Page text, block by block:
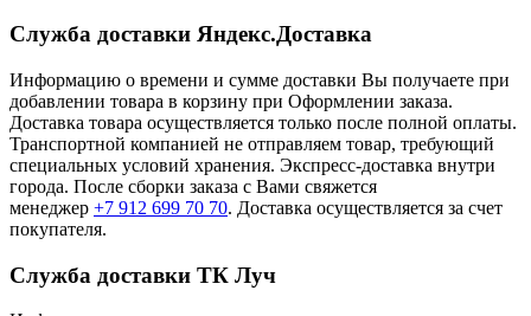
Служба доставки Яндекс.Доставка
Информацию о времени и сумме доставки Вы получаете при
добавлении товара в корзину при Оформлении заказа.
Доставка товара осуществляется только после полной оплаты.
Транспортной компанией не отправляем товар, требующий
специальных условий хранения. Экспресс-доставка внутри
города. После сборки заказа с Вами свяжется
менеджер +7 912 699 70 70. Доставка осуществляется за счет
покупателя.
Служба доставки ТК Луч